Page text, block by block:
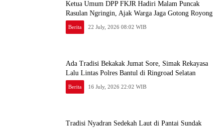
Ketua Umum DPP FKJR Hadiri Malam Puncak
Rasulan Ngringin, Ajak Warga Jaga Gotong Royong
Berita 22 July, 2026 08:02 WIB
Ada Tradisi Bekakak Jumat Sore, Simak Rekayasa
Lalu Lintas Polres Bantul di Ringroad Selatan
Berita 16 July, 2026 22:02 WIB
Tradisi Nyadran Sedekah Laut di Pantai Sundak